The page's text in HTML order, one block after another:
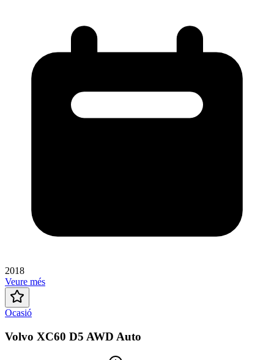
2018
Veure més
Ocasió
Volvo XC60 D5 AWD Auto